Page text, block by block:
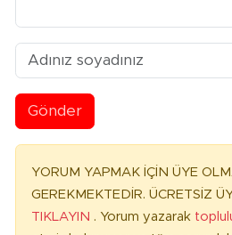
Gönder
YORUM YAPMAK İÇİN ÜYE
GEREKMEKTEDİR. ÜCRETSİZ
TIKLAYIN . Yorum yazarak